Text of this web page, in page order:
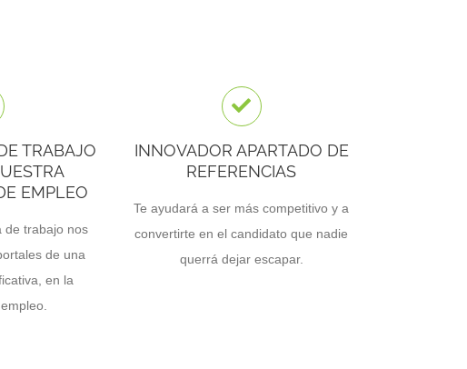
TRABAJO
EMPLEO
de trabajo nos
de una
en la
INNOVADOR APARTADO DE
REFERENCIAS
Te ayudará a ser más competitivo y a
convertirte en el candidato que nadie
querrá dejar escapar.